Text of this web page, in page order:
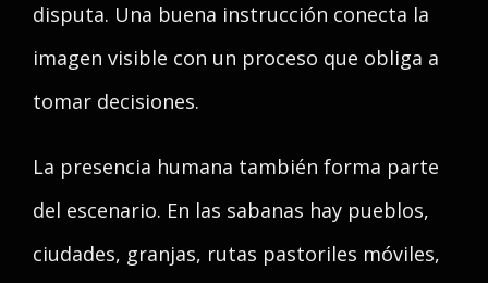
disputa. Una buena instrucción conecta la
imagen visible con un proceso que obliga a
tomar decisiones.
La presencia humana también forma parte
del escenario. En las sabanas hay pueblos,
ciudades, granjas, rutas pastoriles móviles,